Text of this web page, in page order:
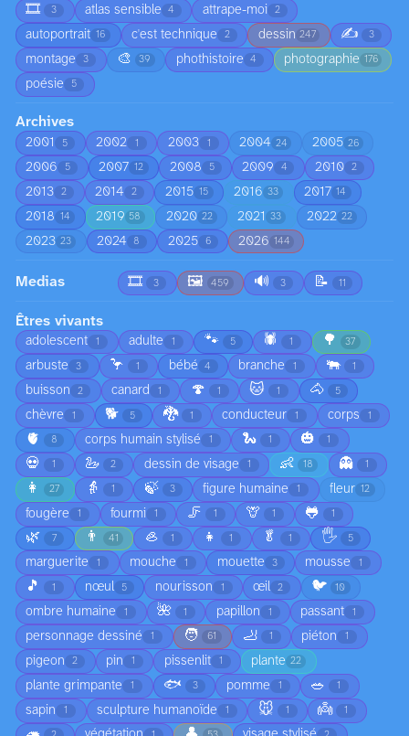
🎞️
3 atlas sensible 4 attrape-moi 2
autoportrait 16 c'est technique 2 dessin 247 ✍️ 3
montage 3 🎨 39 phothistoire 4 photographie 176
poésie 5
Archives
2001 5 2002 1 2003 1 2004 24 2005 26
2006 5 2007 12 2008 5 2009 4 2010 2
2013 2 2014 2 2015 15 2016 33 2017 14
2018 14 2019 58 2020 22 2021 33 2022 22
2023 23 2024 8 2025 6 2026 144
Medias 🎞️ 3 🖼️ 459 🔊 3 📝 11
Êtres vivants
adolescent 1 adulte 1 🐾 5 🕷️ 1 🌳 37
arbuste 3 🦩 1 bébé 4 branche 1 🐃 1
buisson 2 canard 1 🍄 1 🐱 1 🐴 5
chèvre 1 🐕 5 🐉 1 conducteur 1 corps 1
🫀 8 corps humain stylisé 1 🐍 1 🎃 1
💀 1 🦢 2 dessin de visage 1 👶 18 👻 1
👩 27 👵 1 🍃 3 figure humaine 1 fleur 12
fougère 1 fourmi 1 🦵 1 🦒 1 🐸 1
🌿 7 👨 41 🦪 1 👧 1 🥬 1 🖐️ 5
marguerite 1 mouche 1 mouette 3 mousse 1
🎵 1 nœul 5 nourisson 1 œil 2 🐦 10
ombre humaine 1 🌺 1 papillon 1 passant 1
personnage dessiné 1 🧑 61 🦶 1 piéton 1
pigeon 2 pin 1 pissenlit 1 plante 22
plante grimpante 1 🐟 3 pomme 1 🥗 1
sapin 1 sculpture humanoïde 1 🐭 1 👼 1